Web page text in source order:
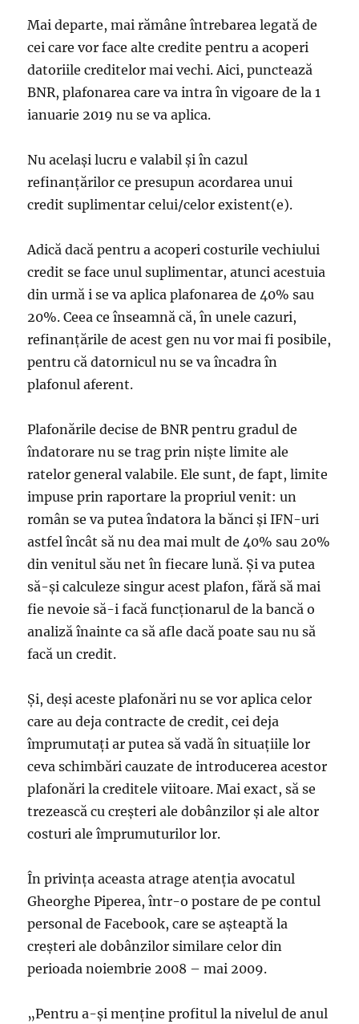
Mai departe, mai rămâne întrebarea legată de
cei care vor face alte credite pentru a acoperi
datoriile creditelor mai vechi. Aici, punctează
BNR, plafonarea care va intra în vigoare de la 1
ianuarie 2019 nu se va aplica.
Nu același lucru e valabil și în cazul
refinanțărilor ce presupun acordarea unui
credit suplimentar celui/celor existent(e).
Adică dacă pentru a acoperi costurile vechiului
credit se face unul suplimentar, atunci acestuia
din urmă i se va aplica plafonarea de 40% sau
20%. Ceea ce înseamnă că, în unele cazuri,
refinanțările de acest gen nu vor mai fi posibile,
pentru că datornicul nu se va încadra în
plafonul aferent.
Plafonările decise de BNR pentru gradul de
îndatorare nu se trag prin niște limite ale
ratelor general valabile. Ele sunt, de fapt, limite
impuse prin raportare la propriul venit: un
român se va putea îndatora la bănci și IFN-uri
astfel încât să nu dea mai mult de 40% sau 20%
din venitul său net în fiecare lună. Și va putea
să-și calculeze singur acest plafon, fără să mai
fie nevoie să-i facă funcționarul de la bancă o
analiză înainte ca să afle dacă poate sau nu să
facă un credit.
Și, deși aceste plafonări nu se vor aplica celor
care au deja contracte de credit, cei deja
împrumutați ar putea să vadă în situațiile lor
ceva schimbări cauzate de introducerea acestor
plafonări la creditele viitoare. Mai exact, să se
trezească cu creșteri ale dobânzilor și ale altor
costuri ale împrumuturilor lor.
În privința aceasta atrage atenția avocatul
Gheorghe Piperea, într-o postare de pe contul
personal de Facebook, care se așteaptă la
creșteri ale dobânzilor similare celor din
perioada noiembrie 2008 – mai 2009.
„Pentru a-și menține profitul la nivelul de anul